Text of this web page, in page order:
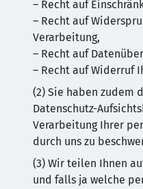
– Recht auf
– Recht auf
Verarbeitung,
– Recht auf
– Recht auf Widerruf
(2) Sie haben zudem
Datenschutz-
Verarbeitung Ihrer
durch uns zu
(3) Wir teilen Ihnen
und falls ja welche